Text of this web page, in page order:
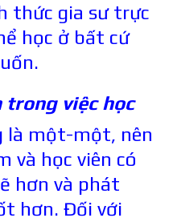
thức gia sư trực
học ở bất cứ
trong việc học
là một-một, nên
và học viên có
hơn và phát
hơn. Đối với